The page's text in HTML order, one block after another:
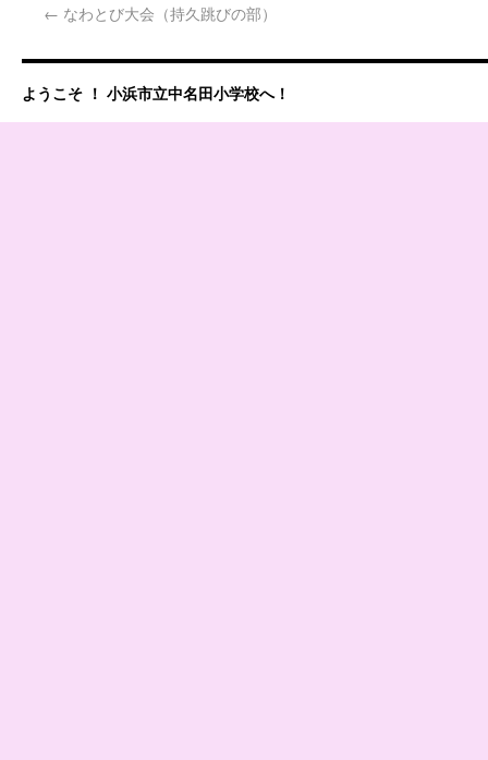
← なわとび大会（持久跳びの部）
ようこそ ！ 小浜市立中名田小学校へ！